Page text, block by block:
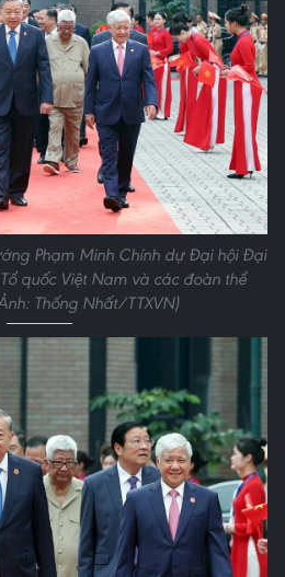
Phạm Minh Chính dự Đại hội Đại
quốc Việt Nam và các đoàn thể
Thống Nhất/TTXVN)